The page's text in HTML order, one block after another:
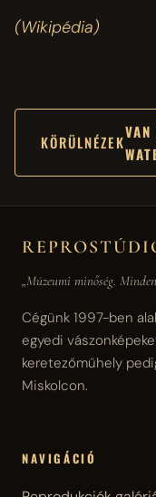
(Wikipédia)
KÖRÜLNÉZEK
VAN
„Múzeumi minőség.
Cégünk 1997-ben
egyedi
keretezőműhely
Miskolcon.
NAVIGÁCIÓ